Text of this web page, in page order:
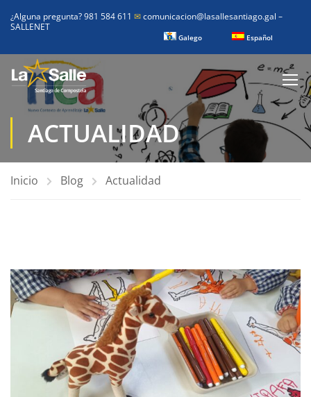
¿Alguna pregunta? 981 584 611 ✉comunicacion@lasallesantiago.gal –
SALLENET
Galego Español
ACTUALIDAD
Inicio Blog Actualidad